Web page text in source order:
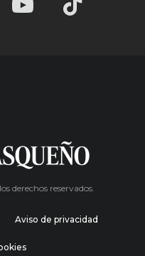
derechos reservados.
Aviso de privacidad